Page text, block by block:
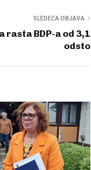
SLEDEĆA OBJAVA
rasta BDP-a od 3,1
odsto